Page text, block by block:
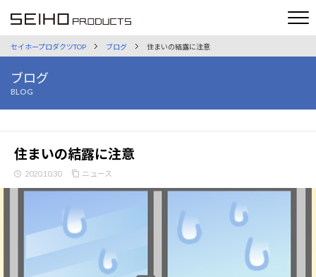
セイホープロダクツTOP ブログ 住まいの結露に注意
ブログ
BLOG
住まいの結露に注意
2020.10.30 ニュース